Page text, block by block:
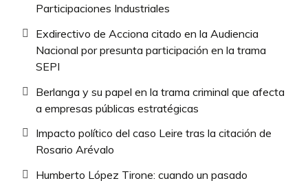
Participaciones Industriales
Exdirectivo de Acciona citado en la Audiencia
Nacional por presunta participación en la trama
SEPI
Berlanga y su papel en la trama criminal que afecta
a empresas públicas estratégicas
Impacto político del caso Leire tras la citación de
Rosario Arévalo
Humberto López Tirone: cuando un pasado